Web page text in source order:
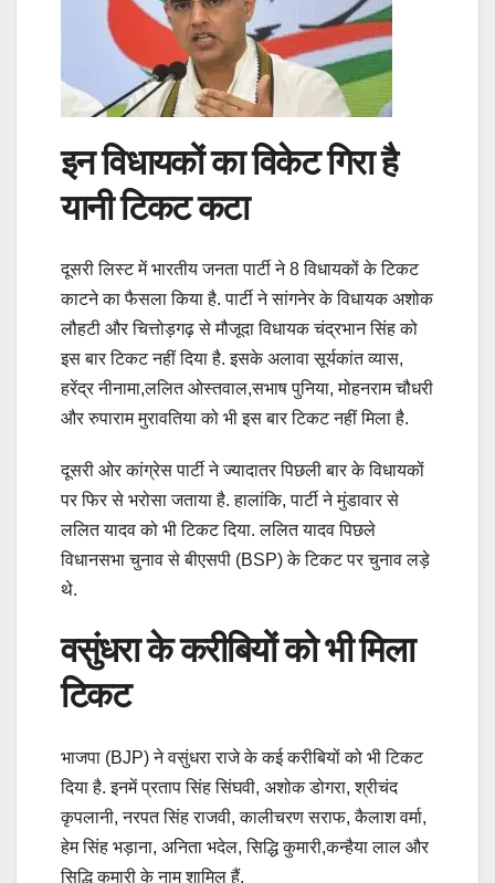
इन विधायकों का विकेट गिरा है
यानी टिकट कटा
दूसरी लिस्ट में भारतीय जनता पार्टी ने 8 विधायकों के टिकट
काटने का फैसला किया है. पार्टी ने सांगनेर के विधायक अशोक
लौहटी और चित्तोड़गढ़ से मौजूदा विधायक चंद्रभान सिंह को
इस बार टिकट नहीं दिया है. इसके अलावा सूर्यकांत व्यास,
हरेंद्र नीनामा,ललित ओस्तवाल,सभाष पुनिया, मोहनराम चौधरी
और रुपाराम मुरावतिया को भी इस बार टिकट नहीं मिला है.
दूसरी ओर कांग्रेस पार्टी ने ज्यादातर पिछली बार के विधायकों
पर फिर से भरोसा जताया है. हालांकि, पार्टी ने मुंडावार से
ललित यादव को भी टिकट दिया. ललित यादव पिछले
विधानसभा चुनाव से बीएसपी (BSP) के टिकट पर चुनाव लड़े
थे.
वसुंधरा के करीबियों को भी मिला
टिकट
भाजपा (BJP) ने वसुंधरा राजे के कई करीबियों को भी टिकट
दिया है. इनमें प्रताप सिंह सिंघवी, अशोक डोगरा, श्रीचंद
कृपलानी, नरपत सिंह राजवी, कालीचरण सराफ, कैलाश वर्मा,
हेम सिंह भड़ाना, अनिता भदेल, सिद्धि कुमारी,कन्हैया लाल और
सिद्धि कुमारी के नाम शामिल हैं.